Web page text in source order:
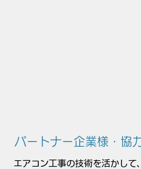
パートナー企業様・協
エアコン工事の技術を活かして